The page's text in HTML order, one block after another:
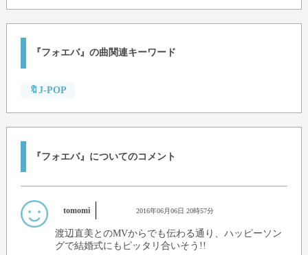
『フォエバ』の曲関連キーワード
🔖J-POP
『フォエバ』についてのコメント
tomomi 2016年06月06日 20時57分
渡辺直美とのMVからでも伝わる通り、ハッピーソン
グで結婚式にもピッタリ合いそう!!